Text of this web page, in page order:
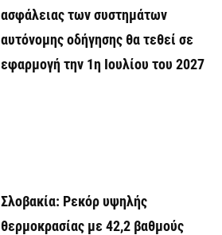
ασφάλειας των συστημάτων
αυτόνομης οδήγησης θα τεθεί σε
εφαρμογή την 1η Ιουλίου του 2027
Σλοβακία: Ρεκόρ υψηλής
θερμοκρασίας με 42,2 βαθμούς